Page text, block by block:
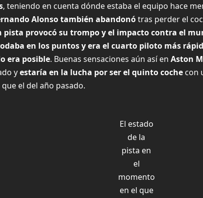
, teniendo en cuenta dónde estaba el equipo hace
Alonso también abandonótras perder el
pista provocó su trompo y el impacto contra el
en los puntos y era el cuarto piloto más
era posible. Buenas sensaciones aún así en Aston
yestaría en la lucha por ser el quinto coche con
el del año pasado.
El estado
de la
pista en
el
momento
en el que